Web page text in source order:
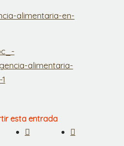
alimentaria-en-
alimentaria-
esta entrada